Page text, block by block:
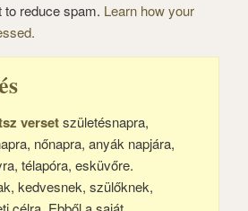
reduce spam. Learn how your
versetszületésnapra,
nőnapra, anyák napjára,
télapóra, esküvőre.
kedvesnek, szülőknek,